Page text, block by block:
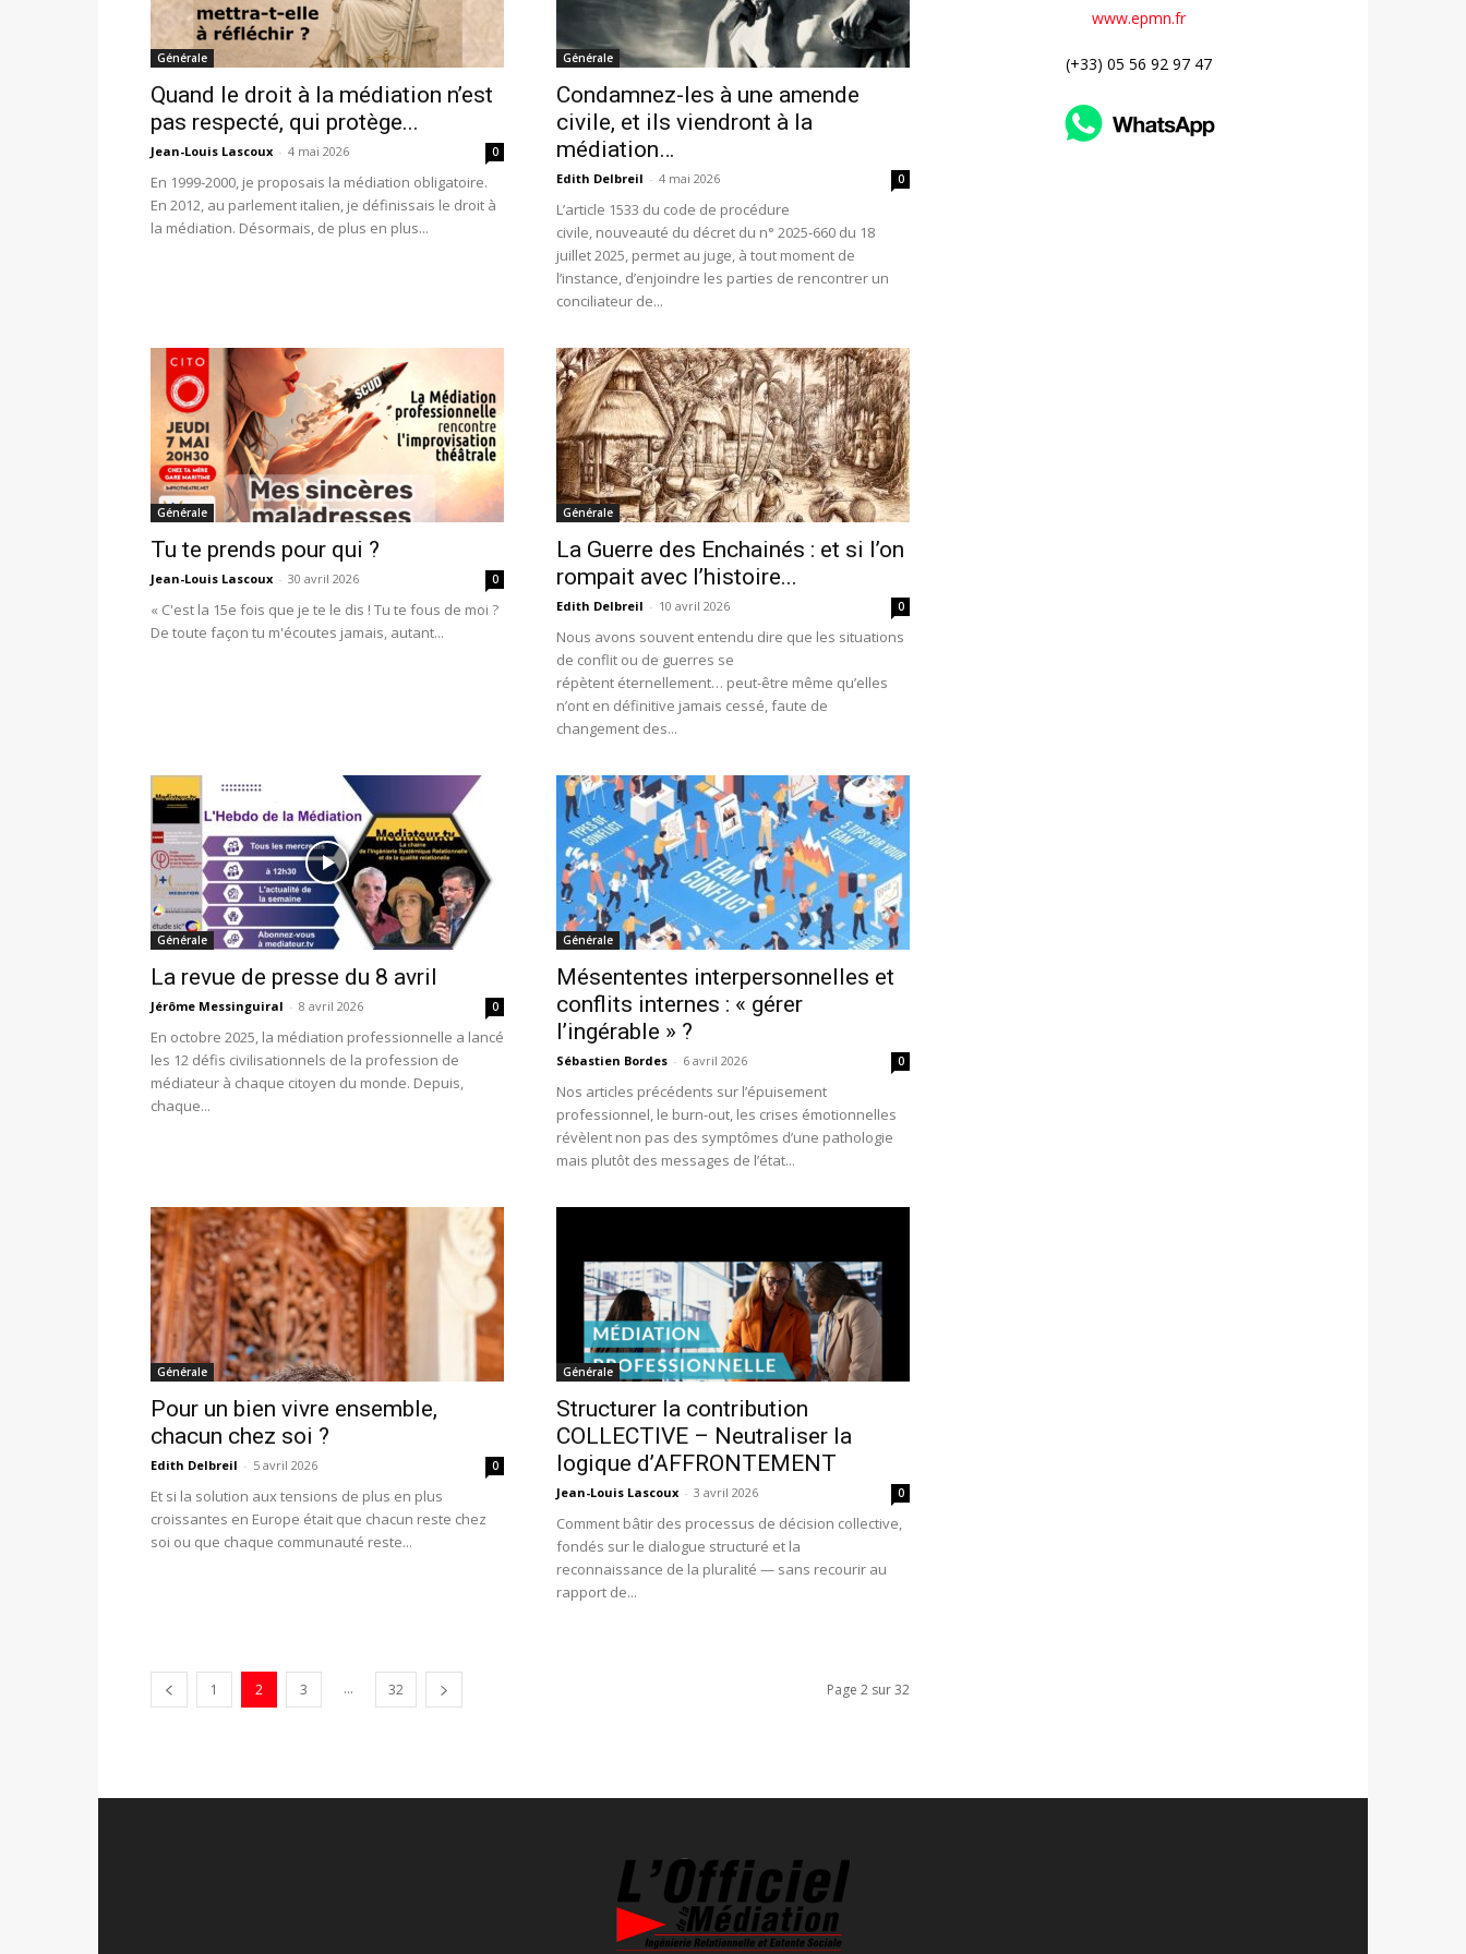
Générale
Quand le droit à la médiation n’est
pas respecté, qui protège...
Jean-Louis Lascoux - 4 mai 2026 0
En 1999-2000, je proposais la médiation obligatoire.
En 2012, au parlement italien, je définissais le droit à
la médiation. Désormais, de plus en plus...
Générale
Condamnez-les à une amende
civile, et ils viendront à la
médiation…
Edith Delbreil - 4 mai 2026 0
L’article 1533 du code de procédure
civile, nouveauté du décret du n° 2025-660 du 18
juillet 2025, permet au juge, à tout moment de
l’instance, d’enjoindre les parties de rencontrer un
conciliateur de...
Générale
Tu te prends pour qui ?
Jean-Louis Lascoux - 30 avril 2026 0
« C'est la 15e fois que je te le dis ! Tu te fous de moi ?
De toute façon tu m'écoutes jamais, autant...
Générale
La Guerre des Enchainés : et si l’on
rompait avec l’histoire...
Edith Delbreil - 10 avril 2026 0
Nous avons souvent entendu dire que les situations
de conflit ou de guerres se
répètent éternellement… peut-être même qu’elles
n’ont en définitive jamais cessé, faute de
changement des...
Générale
La revue de presse du 8 avril
Jérôme Messinguiral - 8 avril 2026 0
En octobre 2025, la médiation professionnelle a lancé
les 12 défis civilisationnels de la profession de
médiateur à chaque citoyen du monde. Depuis,
chaque...
Générale
Mésententes interpersonnelles et
conflits internes : « gérer
l’ingérable » ?
Sébastien Bordes - 6 avril 2026 0
Nos articles précédents sur l’épuisement
professionnel, le burn-out, les crises émotionnelles
révèlent non pas des symptômes d’une pathologie
mais plutôt des messages de l’état...
Générale
Pour un bien vivre ensemble,
chacun chez soi ?
Edith Delbreil - 5 avril 2026 0
Et si la solution aux tensions de plus en plus
croissantes en Europe était que chacun reste chez
soi ou que chaque communauté reste...
Générale
Structurer la contribution
COLLECTIVE – Neutraliser la
logique d’AFFRONTEMENT
Jean-Louis Lascoux - 3 avril 2026 0
Comment bâtir des processus de décision collective,
fondés sur le dialogue structuré et la
reconnaissance de la pluralité — sans recourir au
rapport de...
1 2 3 ... 32 Page 2 sur 32
www.epmn.fr
(+33) 05 56 92 97 47